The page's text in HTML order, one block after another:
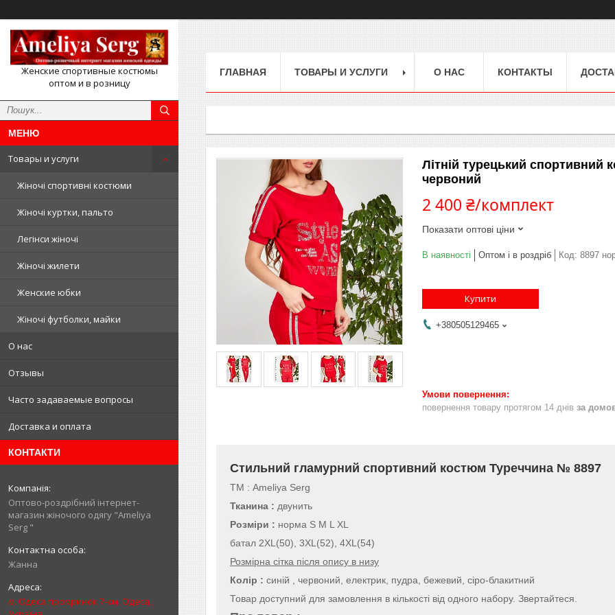
Женские спортивные костюмы
оптом и в розницу
Товары и услуги
Жіночі спортивні костюми
Жіночі куртки, пальто
Легінси жіночі
Жіночі жилети
Женские юбки
Жіночі футболки, майки
О нас
Отзывы
Часто задаваемые вопросы
Доставка и оплата
КОНТАКТИ
Оптово-роздрібний інтернет-
магазин жіночого одягу "Ameliya
Serg "
Жанна
м. Одеса промринок 7-км, Одеса,
ГЛАВНАЯ ТОВАРЫ И УСЛУГИ О НАС КОНТАКТЫ
Літній турецький
червоний
2 400 ₴/комплект
Показати оптові ціни
В наявності Оптом і в роздріб Код: 8897
Купити
+380505129465
повернення товару протягом 14 днів за
Стильний гламурний спортивний костюм Туреччина № 8897
ТМ : Ameliya Serg
Тканина : двунить
Розміри : норма S M L XL
батал 2XL(50), 3ХL(52), 4XL(54)
Розмірна сітка після опису в низу
Колір : синій , червоний, електрик, пудра, бежевий, сіро-блакитний
Товар доступний для замовлення в кількості від одного набору. Звертайтеся.